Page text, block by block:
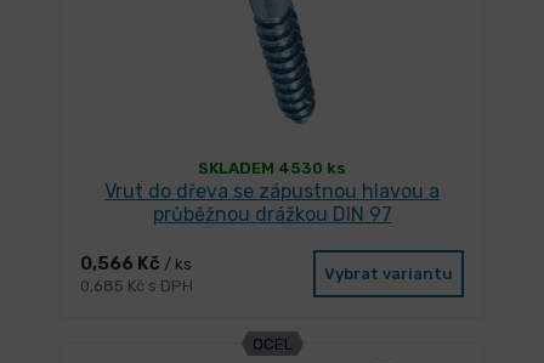
SKLADEM 4530 ks
Vrut do dřeva se zápustnou hlavou a
průběžnou drážkou DIN 97
0,566 Kč / ks
0,685 Kč s DPH
Vybrat variantu
OCEL